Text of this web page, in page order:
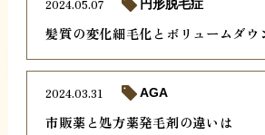
髪質の変化細毛化とボリュームダウ
2024.05.07 円形脱毛症
市販薬と処方薬発毛剤の違いは
2024.03.31 AGA